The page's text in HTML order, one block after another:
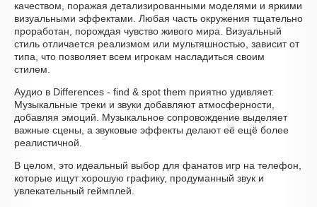
качеством, поражая детализированными моделями и яркими
визуальными эффектами. Любая часть окружения тщательно
проработан, порождая чувство живого мира. Визуальный
стиль отличается реализмом или мультяшностью, зависит от
типа, что позволяет всем игрокам насладиться своим
стилем.
Аудио в Differences - find & spot them приятно удивляет.
Музыкальные треки и звуки добавляют атмосферности,
добавляя эмоций. Музыкальное сопровождение выделяет
важные сцены, а звуковые эффекты делают её ещё более
реалистичной.
В целом, это идеальный выбор для фанатов игр на телефон,
которые ищут хорошую графику, продуманный звук и
увлекательный геймплей.